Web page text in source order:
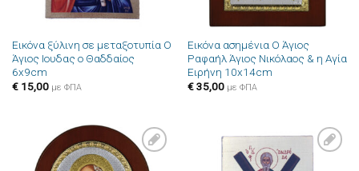
Εικόνα ξύλινη σε μεταξοτυπία Ο
Άγιος Ιουδας ο Θαδδαίος
6x9cm
€15,00 με ΦΠΑ
Εικόνα ασημένια Ο Άγιος
Ραφαήλ Άγιος Νικόλαος & η Αγία
Ειρήνη 10x14cm
€35,00 με ΦΠΑ
Πρόσθήκη
Πρόσθήκη